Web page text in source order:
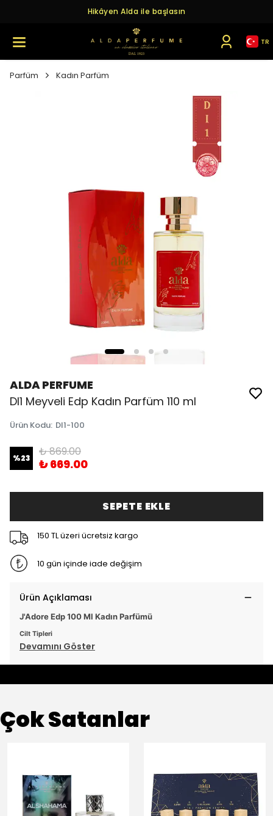
Hikâyen Alda ile başlasın
TR
Parfüm Kadın Parfüm
ALDA PERFUME
DI1 Meyveli Edp Kadın Parfüm 110 ml
Ürün Kodu: DI1-100
%23 ₺ 869.00
₺ 669.00
SEPETE EKLE
150 TL üzeri ücretsiz kargo
10 gün içinde iade değişim
Ürün Açıklaması
J'Adore Edp 100 Ml Kadın Parfümü
Cilt Tipleri
Devamını Göster
Çok Satanlar